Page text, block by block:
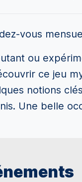
vous
ou
ce jeu
notions
Une belle